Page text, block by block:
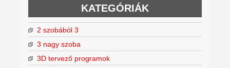
KATEGÓRIÁK
2 szobából 3
3 nagy szoba
3D tervező programok